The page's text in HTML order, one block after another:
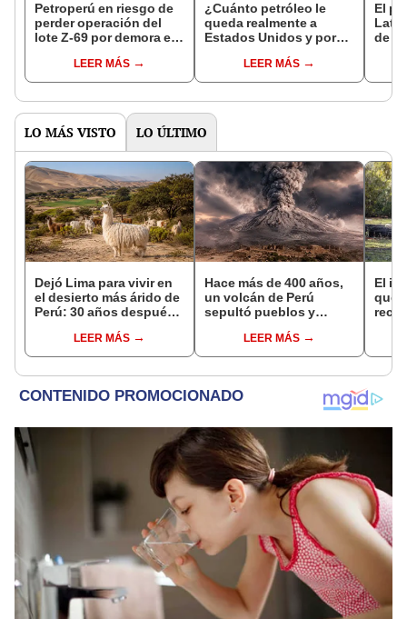
Petroperú en riesgo de
perder operación del
lote Z-69 por demora en
extensión del contrato
LEER MÁS
¿Cuánto petróleo le
queda realmente a
Estados Unidos y por
alcanzará?LEER MÁS
El
de
de
LO MÁS VISTO LO ÚLTIMO
Dejó Lima para vivir en
el desierto más árido de
Perú: 30 años después,
creó un sorprendente
ecosistema
LEER MÁS
Hace más de 400 años,
un volcán de Perú
sepultó pueblos y
veranos más fríos de la
historia: sigue bajo
LEER MÁS
El
que
asno
vida